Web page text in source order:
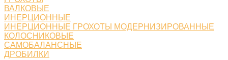
ВАЛКОВЫЕ
ИНЕРЦИОННЫЕ
ИНЕРЦИОННЫЕ ГРОХОТЫ МОДЕРНИЗИРОВАННЫЕ
КОЛОСНИКОВЫЕ
САМОБАЛАНСНЫЕ
ДРОБИЛКИ